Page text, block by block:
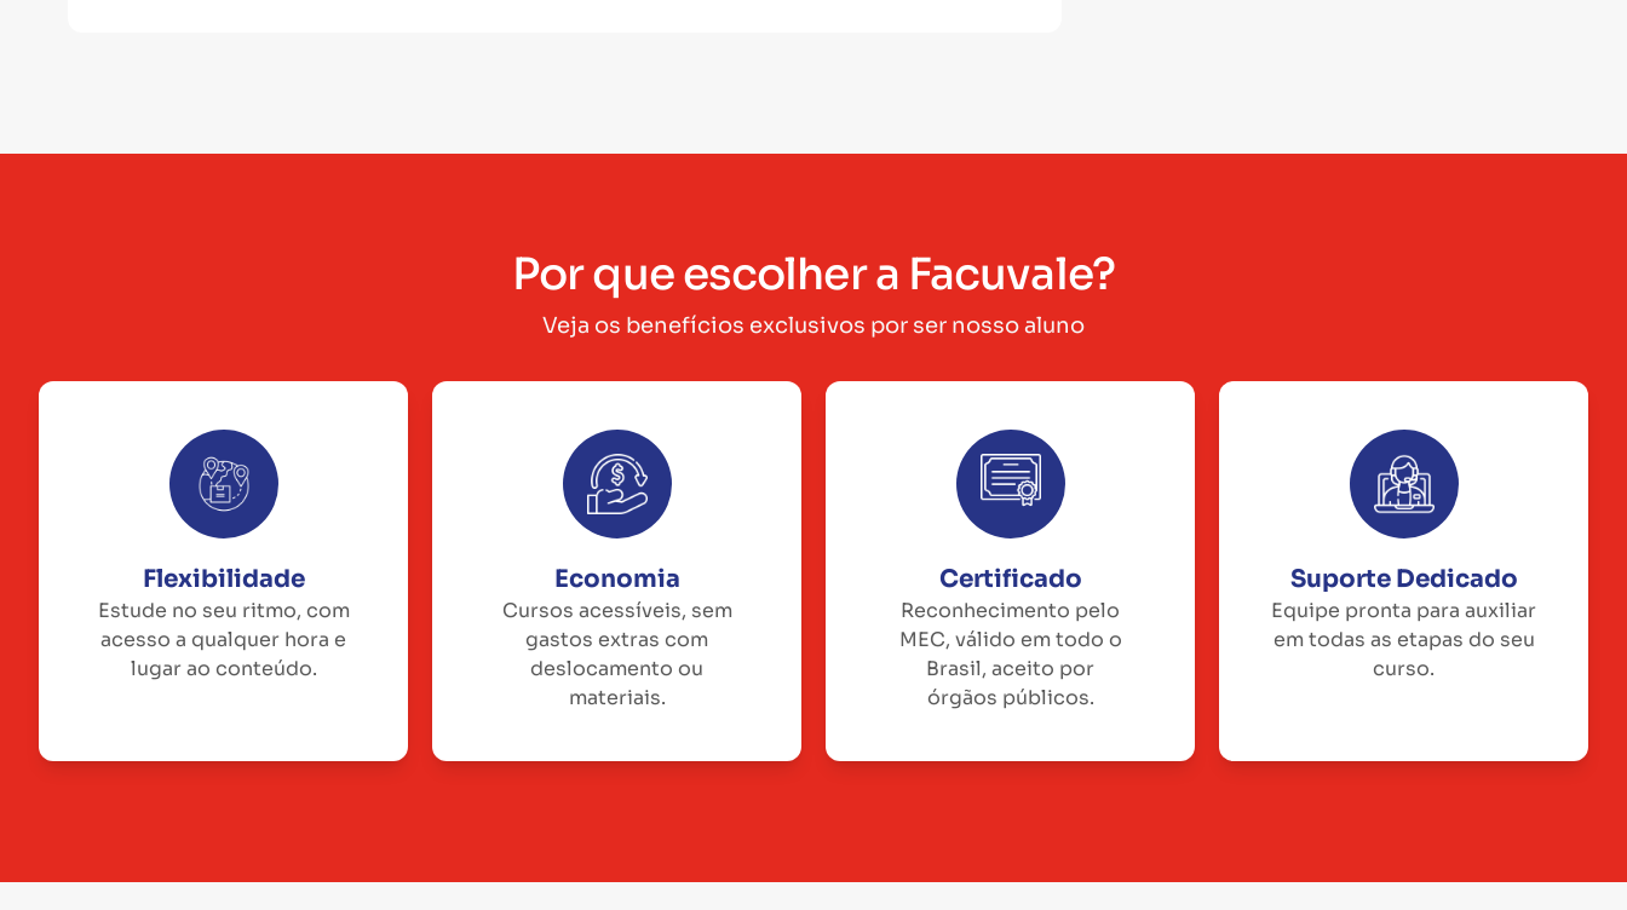
Por que escolher a Facuvale?
Veja os benefícios exclusivos por ser nosso aluno
Flexibilidade
Estude no seu ritmo, com
acesso a qualquer hora e
lugar ao conteúdo.
Economia
Cursos acessíveis, sem
gastos extras com
deslocamento ou
materiais.
Certificado
Reconhecimento pelo
MEC, válido em todo o
Brasil, aceito por
órgãos públicos.
Suporte Dedicado
Equipe pronta para auxiliar
em todas as etapas do seu
curso.